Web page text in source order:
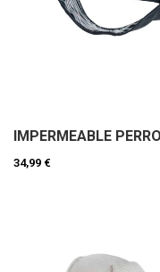
IMPERMEABLE
34,99 €